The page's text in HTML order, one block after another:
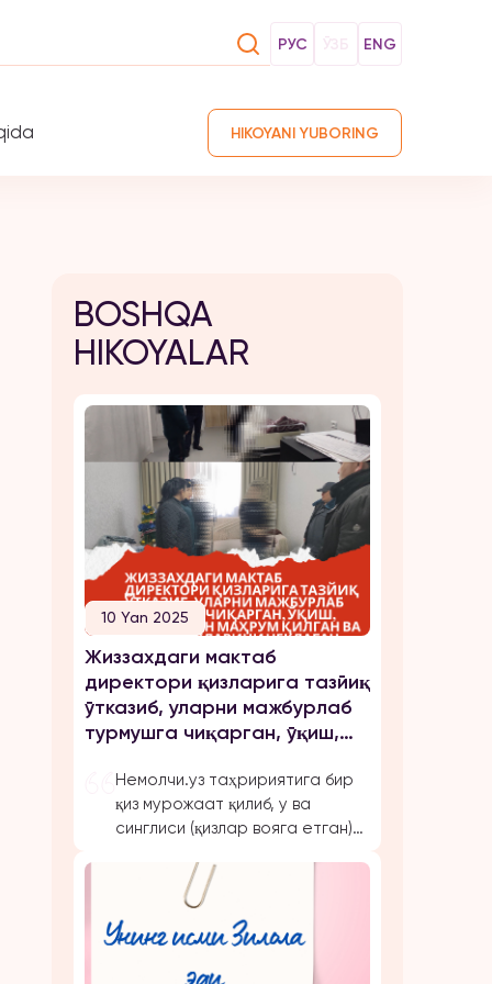
РУС ЎЗБ ENG
HIKOYANI YUBORING
BOSHQA
HIKOYALAR
10 Yan 2025
Жиззахдаги мактаб
директори қизларига тазйиқ
ўтказиб, уларни мажбурлаб
турмушга чиқарган, ўқиш,
эркинликларини чеклаган.
Немолчи.уз таҳририятига бир
қиз мурожаат қилиб, у ва
синглиси (қизлар вояга етган)
мактаб директори бўлмиш
Шахноза Хасанова томонидан
бир неча бор зўравонлик ва
тазйиққа учрашганини маълум
қилди. Қуйида опа-